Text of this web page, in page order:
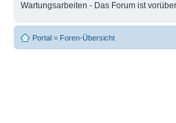
Wartungsarbeiten - Das Forum ist
Portal » Foren-Übersicht